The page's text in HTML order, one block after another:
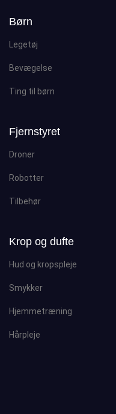
Børn
Legetøj
Bevægelse
Ting til børn
Fjernstyret
Droner
Robotter
Tilbehør
Krop og dufte
Hud og kropspleje
Smykker
Hjemmetræning
Hårpleje